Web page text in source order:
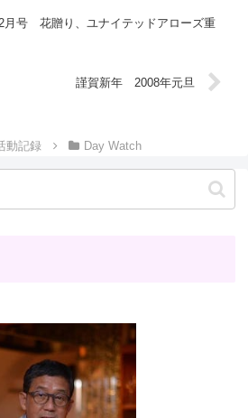
月号 花贈り、ユナイテッドアローズ重
謹賀新年 2008年元旦
動記録 Day Watch